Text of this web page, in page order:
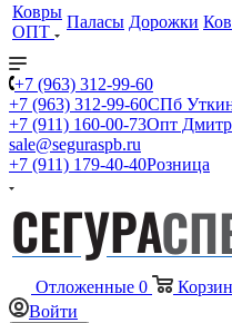
Ковры
ОПТ
Паласы Дорожки
+7 (963) 312-99-60
+7 (963) 312-99-60СПб
+7 (911) 160-00-73Опт
sale@seguraspb.ru
+7 (911) 179-40-40Розница
Отложенные 0
Войти